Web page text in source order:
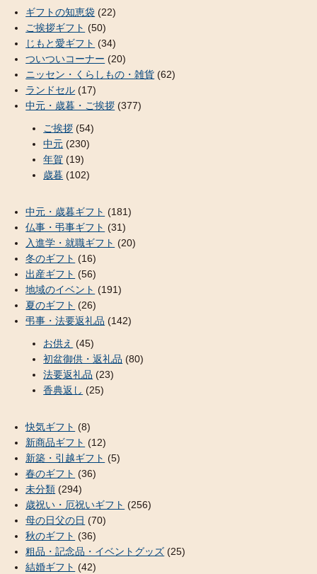
ギフトの知恵袋 (22)
ご挨拶ギフト (50)
じもと愛ギフト (34)
ついついコーナー (20)
ニッセン・くらしもの・雑貨 (62)
ランドセル (17)
中元・歳暮・ご挨拶 (377)
ご挨拶 (54)
中元 (230)
年賀 (19)
歳暮 (102)
中元・歳暮ギフト (181)
仏事・弔事ギフト (31)
入進学・就職ギフト (20)
冬のギフト (16)
出産ギフト (56)
地域のイベント (191)
夏のギフト (26)
弔事・法要返礼品 (142)
お供え (45)
初盆御供・返礼品 (80)
法要返礼品 (23)
香典返し (25)
快気ギフト (8)
新商品ギフト (12)
新築・引越ギフト (5)
春のギフト (36)
未分類 (294)
歳祝い・厄祝いギフト (256)
母の日父の日 (70)
秋のギフト (36)
粗品・記念品・イベントグッズ (25)
結婚ギフト (42)